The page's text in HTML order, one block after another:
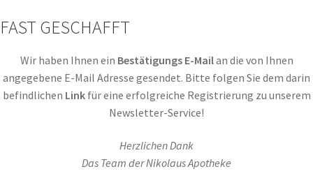
FAST GESCHAFFT
Wir haben Ihnen ein Bestätigungs E-Mailan die von Ihnen
angegebene E-Mail Adresse gesendet. Bitte folgen Sie dem darin
befindlichen Linkfür eine erfolgreiche Registrierung zu unserem
Newsletter-Service!
Herzlichen Dank
Das Team der Nikolaus Apotheke